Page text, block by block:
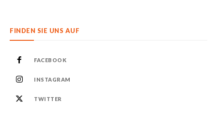
FINDEN SIE UNS AUF
FACEBOOK
INSTAGRAM
TWITTER